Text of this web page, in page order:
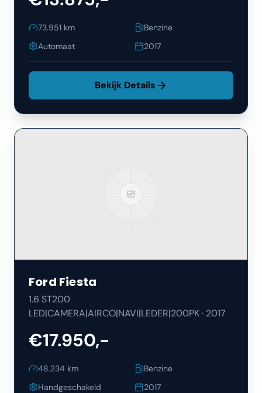
73.951 km
Benzine
Automaat
2017
Bekijk Details
Ford Fiesta
1.6 ST200
LED|CAMERA|AIRCO|NAVI|LEDER|200PK· 2017
€17.950,-
48.234 km
Benzine
Handgeschakeld
2017